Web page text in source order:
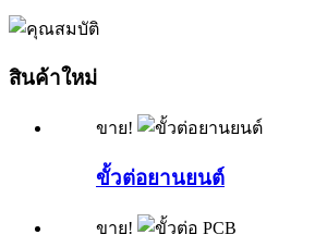
สินค้าใหม่
ขาย!
ขั้วต่อยานยนต์
ขาย!